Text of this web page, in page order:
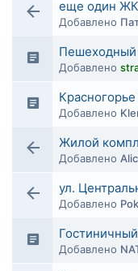
еще один ЖК
Добавлено
Пешеходный
Добавлено
Добавлено
Жилой
Добавлено
ул.
Добавлено
Добавлено